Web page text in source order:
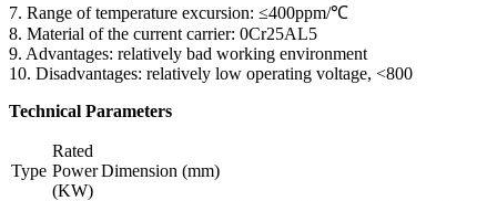
7. Range of temperature excursion: ≤400ppm/℃
8. Material of the current carrier: 0Cr25AL5
9. Advantages: relatively bad working environment
10. Disadvantages: relatively low operating voltage, <800
Technical Parameters
Type
Rated
Power
(KW)
Dimension (mm)